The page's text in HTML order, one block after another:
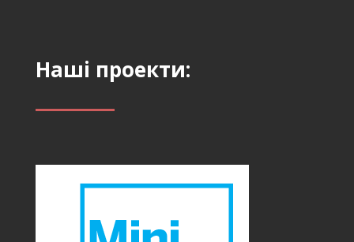
Наші проекти: